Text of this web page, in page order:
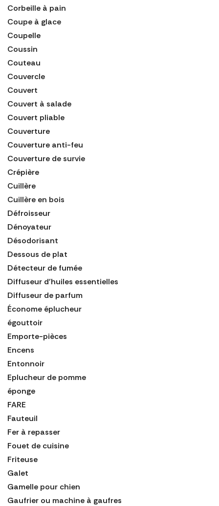
Corbeille à pain
Coupe à glace
Coupelle
Coussin
Couteau
Couvercle
Couvert
Couvert à salade
Couvert pliable
Couverture
Couverture anti-feu
Couverture de survie
Crépière
Cuillère
Cuillère en bois
Défroisseur
Dénoyateur
Désodorisant
Dessous de plat
Détecteur de fumée
Diffuseur d'huiles essentielles
Diffuseur de parfum
Économe éplucheur
égouttoir
Emporte-pièces
Encens
Entonnoir
Eplucheur de pomme
éponge
FARE
Fauteuil
Fer à repasser
Fouet de cuisine
Friteuse
Galet
Gamelle pour chien
Gaufrier ou machine à gaufres